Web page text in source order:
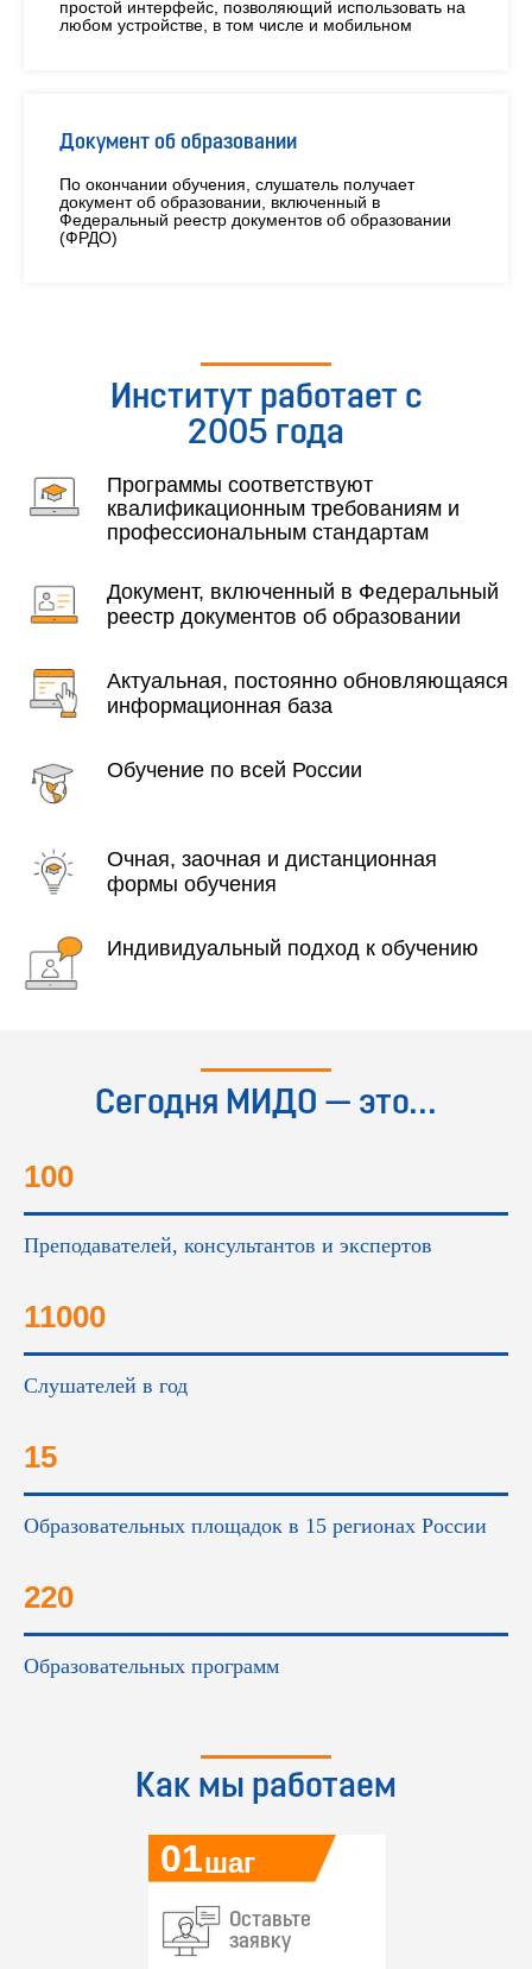
простой интерфейс, позволяющий использовать на
любом устройстве, в том числе и мобильном
Документ об образовании
По окончании обучения, слушатель получает
документ об образовании, включенный в
Федеральный реестр документов об образовании
(ФРДО)
Институт работает с
2005 года
Программы соответствуют
квалификационным требованиям и
профессиональным стандартам
Документ, включенный в Федеральный
реестр документов об образовании
Актуальная, постоянно обновляющаяся
информационная база
Обучение по всей России
Очная, заочная и дистанционная
формы обучения
Индивидуальный подход к обучению
Сегодня МИДО — это...
100
Преподавателей, консультантов и экспертов
11000
Слушателей в год
15
Образовательных площадок в 15 регионах России
220
Образовательных программ
Как мы работаем
01
Оставьте
заявку
шаг